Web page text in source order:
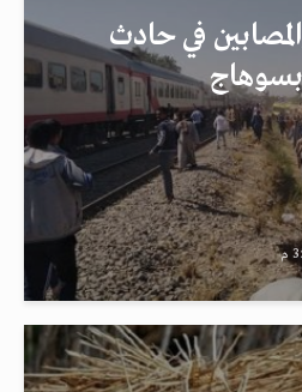
في حادث